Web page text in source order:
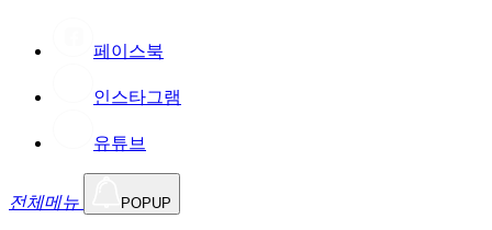
페이스북
인스타그램
유튜브
전체메뉴 POPUP